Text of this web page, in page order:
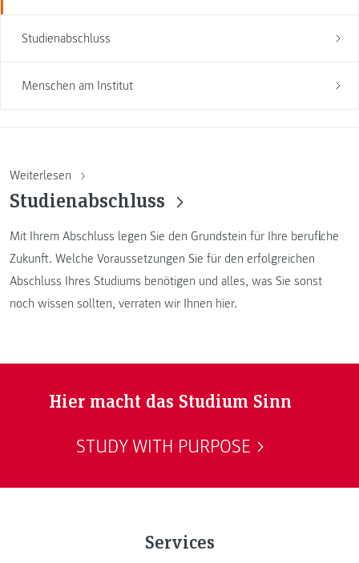
Studienabschluss
Menschen am Institut
Weiterlesen
Studienabschluss
Mit Ihrem Abschluss legen Sie den Grundstein für Ihre berufliche
Zukunft. Welche Voraussetzungen Sie für den erfolgreichen
Abschluss Ihres Studiums benötigen und alles, was Sie sonst
noch wissen sollten, verraten wir Ihnen hier.
Hier macht das Studium Sinn
STUDY WITH PURPOSE
Services